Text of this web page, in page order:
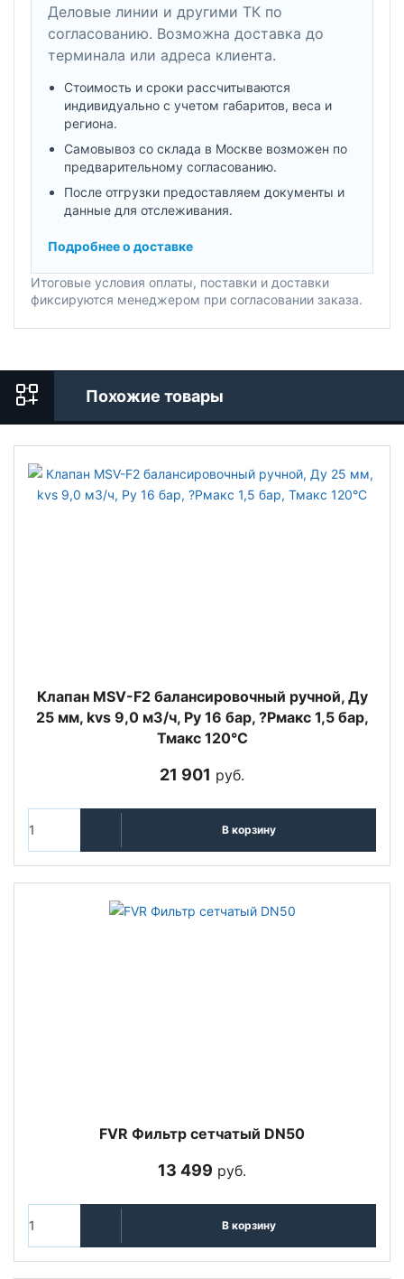
Деловые линии и другими ТК по
согласованию. Возможна доставка до
терминала или адреса клиента.
Стоимость и сроки рассчитываются
индивидуально с учетом габаритов, веса и
региона.
Самовывоз со склада в Москве возможен по
предварительному согласованию.
После отгрузки предоставляем документы и
данные для отслеживания.
Подробнее о доставке
Итоговые условия оплаты, поставки и доставки
фиксируются менеджером при согласовании заказа.
Похожие товары
Клапан MSV-F2 балансировочный ручной, Ду
25 мм, kvs 9,0 м3/ч, Ру 16 бар, ?Рмакс 1,5 бар,
Тмакс 120°С
21 901 руб.
В корзину
FVR Фильтр сетчатый DN50
13 499 руб.
В корзину